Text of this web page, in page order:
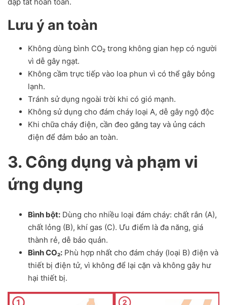
Lưu ý an toàn
Không dùng bình CO₂ trong không gian hẹp có người
vì dễ gây ngạt.
Không cầm trực tiếp vào loa phun vì có thể gây bỏng
lạnh.
Tránh sử dụng ngoài trời khi có gió mạnh.
Không sử dụng cho đám cháy loại A, dễ gây ngộ độc
Khi chữa cháy điện, cần đeo găng tay và ủng cách
điện để đảm bảo an toàn.
3. Công dụng và phạm vi
ứng dụng
Bình bột: Dùng cho nhiều loại đám cháy: chất rắn (A),
chất lỏng (B), khí gas (C). Ưu điểm là đa năng, giá
thành rẻ, dễ bảo quản.
Bình CO₂: Phù hợp nhất cho đám cháy (loại B) điện và
thiết bị điện tử, vì không để lại cặn và không gây hư
hại thiết bị.